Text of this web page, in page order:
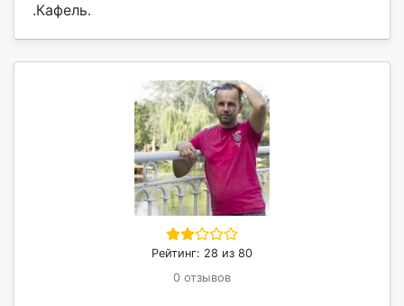
.Кафель.
Рейтинг: 28 из 80
0 отзывов